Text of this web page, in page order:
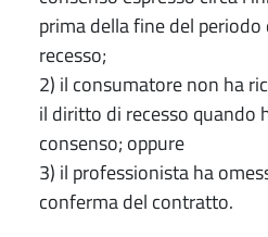
prima della fine del
recesso;
2) il consumatore non ha
il diritto di recesso quando
consenso; oppure
3) il professionista ha
conferma del contratto.